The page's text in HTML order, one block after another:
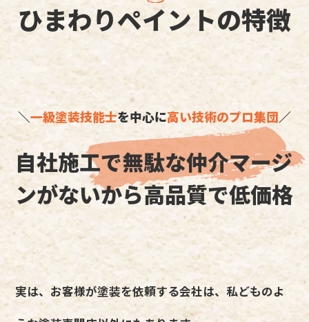
ひまわりペイントの特徴
＼一級塗装技能士を中心に高い技術のプロ集団／
自社施工で無駄な仲介マージ
ンがないから高品質で低価格
実は、お客様が塗装を依頼する会社は、私どものよ